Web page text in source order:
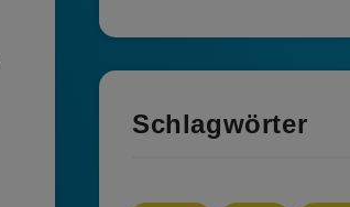
Schlagwörter